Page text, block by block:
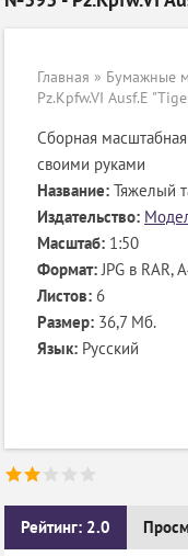
Главная » Бумажные
Pz.Kpfw.VI Ausf.E
Сборная
своими руками
Название: Тяжелый
Издательство:
Масштаб: 1:50
Формат:JPG в RAR,
Листов: 6
Размер: 36,7 Мб.
Язык: Русский
Рейтинг: 2.0